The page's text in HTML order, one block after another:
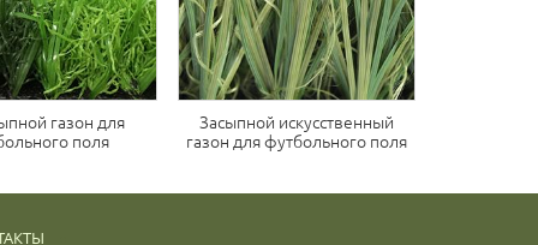
газон для
поля
Засыпной искусственный
газон для футбольного поля